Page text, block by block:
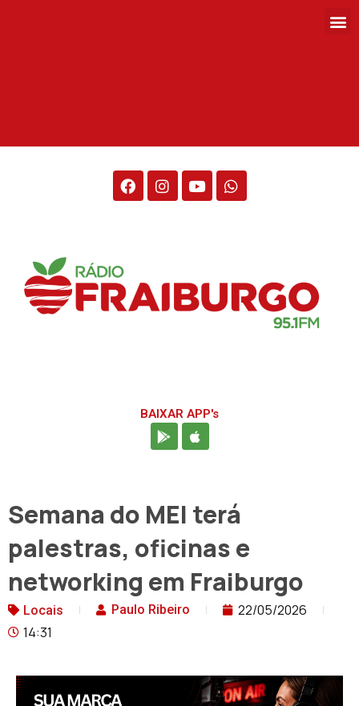
BAIXAR APP's
Semana do MEI terá
palestras, oficinas e
networking em Fraiburgo
Locais Paulo Ribeiro
22/05/2026
14:31